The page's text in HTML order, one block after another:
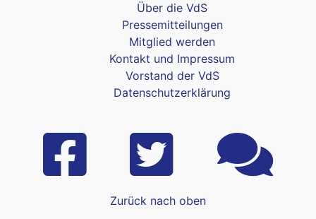
Über die VdS
Pressemitteilungen
Mitglied werden
Kontakt und Impressum
Vorstand der VdS
Datenschutzerklärung
Zurück nach oben